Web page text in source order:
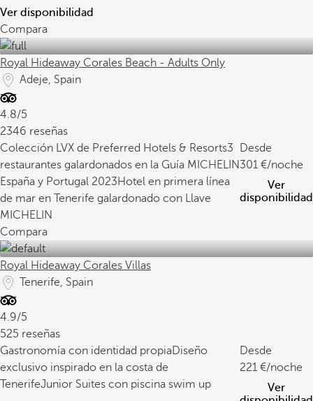
Ver disponibilidad
Compara
Royal Hideaway Corales Beach - Adults Only
Adeje, Spain
4.8/5
2346 reseñas
Colección LVX de Preferred Hotels & Resorts3
restaurantes galardonados en la Guía MICHELIN
España y Portugal 2023Hotel en primera línea
de mar en Tenerife galardonado con Llave
MICHELIN
Desde
301
/noche
Ver
disponibilidad
Compara
Royal Hideaway Corales Villas
Tenerife, Spain
4.9/5
525 reseñas
Gastronomía con identidad propiaDiseño
exclusivo inspirado en la costa de
TenerifeJunior Suites con piscina swim up
Desde
221
/noche
Ver